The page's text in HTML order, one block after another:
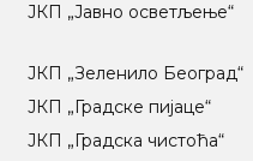
ЈКП „Јавно осветљење“
ЈКП „Зеленило Београд“
ЈКП „Градске пијаце“
ЈКП „Градска чистоћа“